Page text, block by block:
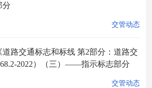
分
交管动态
路交通标志和标线 第2部分：道路交
2022）（三）——指示标志部分
交管动态